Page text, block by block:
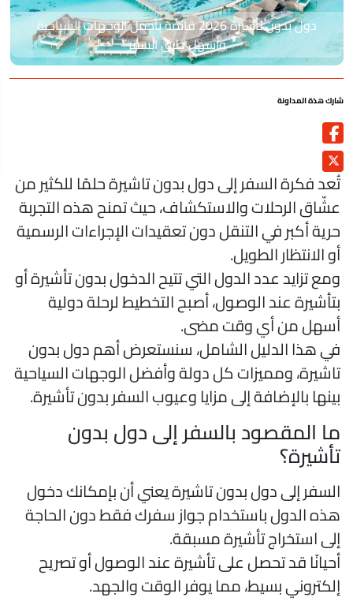
دول بدون تأشيرة 2026 قائمة بأجمل الوجهات السياحية
وأسهل طرق السفر
هذة المداونة
فكرة السفر إلى دول بدون تاشيرة حلمًا للكثير من
الرحلات والاستكشاف، حيث تمنح هذه التجربة
أكبر في التنقل دون تعقيدات الإجراءات الرسمية
الانتظار الطويل.
تزايد عدد الدول التي تتيح الدخول بدون تأشيرة أو
عند الوصول، أصبح التخطيط لرحلة دولية
من أي وقت مضى.
هذا الدليل الشامل، سنستعرض أهم دول بدون
ومميزات كل دولة وأفضل الوجهات السياحية
بالإضافة إلى مزايا وعيوب السفر بدون تأشيرة.
المقصود بالسفر إلى دول بدون
إلى دول بدون تاشيرة يعني أن بإمكانك دخول
الدول باستخدام جواز سفرك فقط دون الحاجة
استخراج تأشيرة مسبقة.
قد تحصل على تأشيرة عند الوصول أو تصريح
بسيط، مما يوفر الوقت والجهد.